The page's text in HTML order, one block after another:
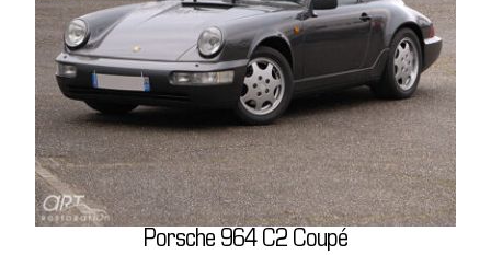
Porsche 964 C2 Coupé